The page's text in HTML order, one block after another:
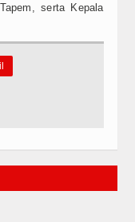
serta Kepala